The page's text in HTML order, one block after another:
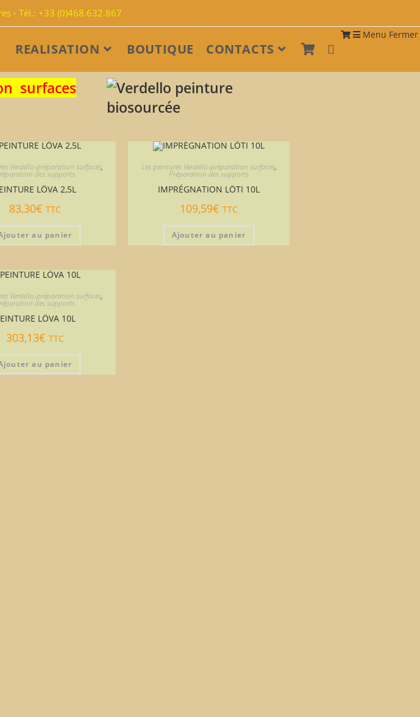
- Tél.: +33 (0)468.632.867
REALISATION BOUTIQUE CONTACTS
Menu Fermer
surfaces
Verdello-préparation surfaces,
des supports
LÖVA 2,5L
83,30€ TTC
au panier
Les peintures Verdello-préparation surfaces,
Préparation des supports
IMPRÉGNATION LÖTI 10L
109,59€ TTC
Ajouter au panier
Verdello-préparation surfaces,
des supports
LÖVA 10L
303,13€ TTC
au panier